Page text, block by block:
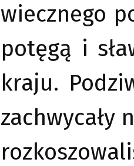
wiecznego
potęgą i
kraju.
zachwycały